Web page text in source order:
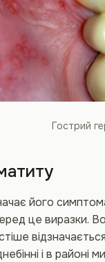
Гострий
його
це виразки.
і в